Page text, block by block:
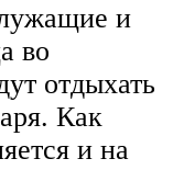
и
во
отдыхать
Как
и на